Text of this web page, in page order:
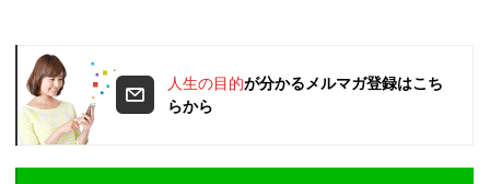
人生の目的が分かるメルマガ登録はこち
らから